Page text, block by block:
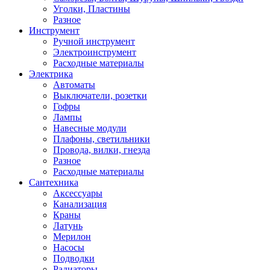
Уголки, Пластины
Разное
Инструмент
Ручной инструмент
Электроинструмент
Расходные материалы
Электрика
Автоматы
Выключатели, розетки
Гофры
Лампы
Навесные модули
Плафоны, светильники
Провода, вилки, гнезда
Разное
Расходные материалы
Сантехника
Аксессуары
Канализация
Краны
Латунь
Мерилон
Насосы
Подводки